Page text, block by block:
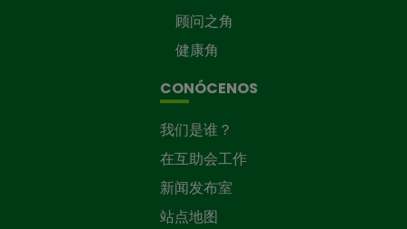
顾问之角
健康角
CONÓCENOS
我们是谁？
在互助会工作
新闻发布室
站点地图